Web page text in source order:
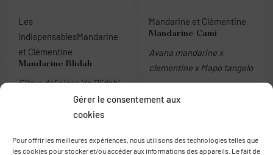
Gérer le consentement aux
cookies
Pour offrir les meilleures expériences, nous utilisons des technologies telles que
les cookies pour stocker et/ou accéder aux informations des appareils. Le fait de
Les
indispensablesMandarine
et Clémentine
Mandarine Blidah
Citrus deliciosa 'de Blidah'
38.00€
Mandarine et Clémentine
Mandarine Cami
Avana mandarine x
clementine x Mapo tangelo